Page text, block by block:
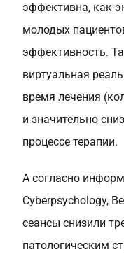
эффективна, как
молодых
эффективность.
виртуальная
время лечения
и значительно
процессе терапии.
А согласно
Cyberpsychology,
сеансы снизили
патологическим